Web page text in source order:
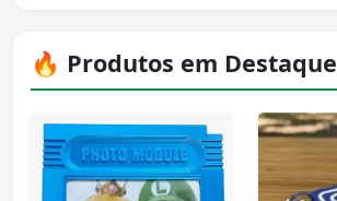
🔥 Produtos em Destaque